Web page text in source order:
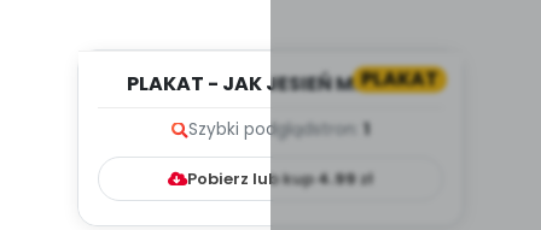
PLAKAT
PLAKAT - JAK JESIEŃ MALUJE
Szybki podgląd stron: 1
Pobierz lub kup4.99 zł